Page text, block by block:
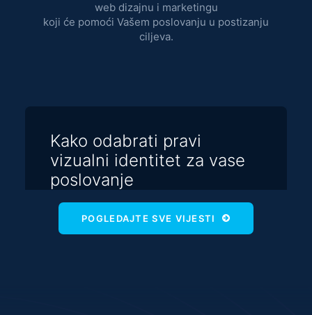
web dizajnu i marketingu
koji će pomoći Vašem poslovanju u postizanju
ciljeva.
Kako odabrati pravi
vizualni identitet za vase
poslovanje
POGLEDAJTE SVE VIJESTI